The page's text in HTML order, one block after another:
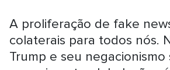
A proliferação de fake
colaterais para todos nós.
Trump e seu negacionismo